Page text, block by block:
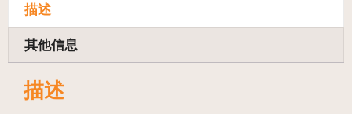
描述
其他信息
描述